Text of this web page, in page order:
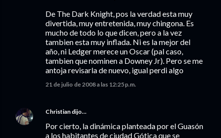
De The Dark Knight, pos la verdad esta muy
divertida, muy entretenida, muy chingona. Es
mucho de todo lo que dicen, pero a la vez
tambien esta muy inflada. Ni es la mejor del
año, ni Ledger merece un Oscar (pal caso,
tambien que nominen a Downey Jr). Pero se me
antoja revisarla de nuevo, igual perdi algo
21 de julio de 2008 a las 12:25 p.m.
Christian dijo…
Por cierto, la dinámica planteada por el Guasón
a los habitantes de ciudad Gótica que se